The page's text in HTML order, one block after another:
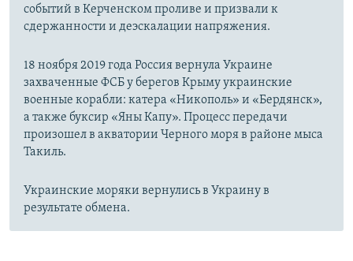
событий в Керченском проливе и призвали к
сдержанности и деэскалации напряжения.
18 ноября 2019 года Россия вернула Украине
захваченные ФСБ у берегов Крыму украинские
военные корабли: катера «Никополь» и «Бердянск»,
а также буксир «Яны Капу». Процесс передачи
произошел в акватории Черного моря в районе мыса
Такиль.
Украинские моряки вернулись в Украину в
результате обмена.